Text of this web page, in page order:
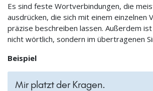
Es sind feste Wortverbindungen, die
ausdrücken, die sich mit einem einzelnen
präzise beschreiben lassen. Außerdem
nicht wörtlich, sondern im übertragenen
Beispiel
Mir platzt der Kragen.